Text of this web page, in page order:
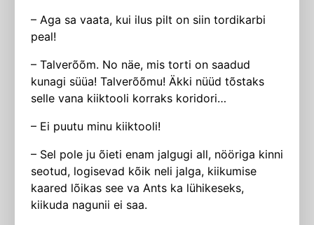
– Aga sa vaata, kui ilus pilt on siin tordikarbi
peal!
– Talverõõm. No näe, mis torti on saadud
kunagi süüa! Talverõõmu! Äkki nüüd tõstaks
selle vana kiiktooli korraks koridori…
– Ei puutu minu kiiktooli!
– Sel pole ju õieti enam jalgugi all, nööriga kinni
seotud, logisevad kõik neli jalga, kiikumise
kaared lõikas see va Ants ka lühikeseks,
kiikuda nagunii ei saa.